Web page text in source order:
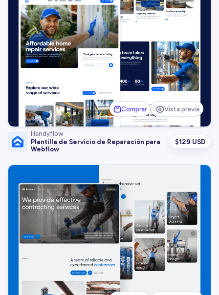
Comprar Vista previa
Handyflow
Plantilla de Servicio de Reparación para
Webflow
$129 USD